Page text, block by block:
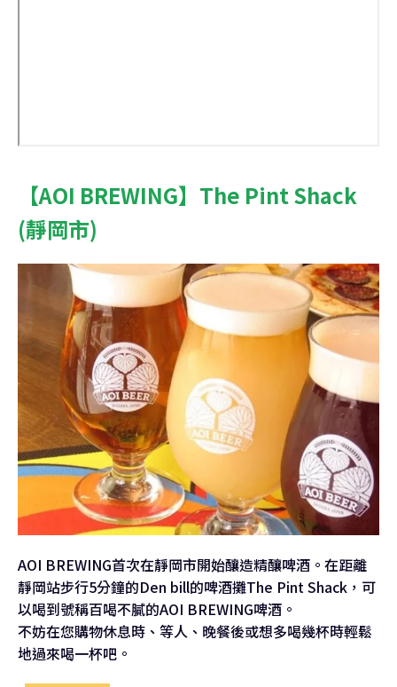
【AOI BREWING】The Pint Shack
(靜岡市)
AOI BREWING首次在靜岡市開始釀造精釀啤酒。在距離
靜岡站步行5分鐘的Den bill的啤酒攤The Pint Shack，可
以喝到號稱百喝不膩的AOI BREWING啤酒。
不妨在您購物休息時、等人、晚餐後或想多喝幾杯時輕鬆
地過來喝一杯吧。